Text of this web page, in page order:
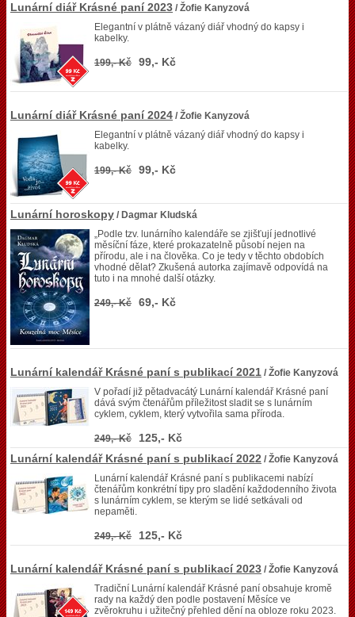
Lunární diář Krásné paní 2023 / Žofie Kanyzová
Elegantní v plátně vázaný diář vhodný do kapsy i
kabelky.
199,- Kč 99,- Kč
Lunární diář Krásné paní 2024 / Žofie Kanyzová
Elegantní v plátně vázaný diář vhodný do kapsy i
kabelky.
199,- Kč 99,- Kč
Lunární horoskopy / Dagmar Kludská
„Podle tzv. lunárního kalendáře se zjišťují jednotlivé
měsíční fáze, které prokazatelně působí nejen na
přírodu, ale i na člověka. Co je tedy v těchto obdobích
vhodné dělat? Zkušená autorka zajímavě odpovídá na
tuto i na mnohé další otázky.
249,- Kč 69,- Kč
Lunární kalendář Krásné paní s publikací 2021 / Žofie Kanyzová
V pořadí již pětadvacátý Lunární kalendář Krásné paní
dává svým čtenářům příležitost sladit se s lunárním
cyklem, cyklem, který vytvořila sama příroda.
249,- Kč
125,- Kč
Lunární kalendář Krásné paní s publikací 2022 / Žofie Kanyzová
Lunární kalendář Krásné paní s publikacemi nabízí
čtenářům konkrétní tipy pro sladění každodenního života
s lunárním cyklem, se kterým se lidé setkávali od
nepaměti.
249,- Kč 125,- Kč
Lunární kalendář Krásné paní s publikací 2023 / Žofie Kanyzová
Tradiční Lunární kalendář Krásné paní obsahuje kromě
rady na každý den podle postavení Měsíce ve
zvěrokruhu i užitečný přehled dění na obloze roku 2023.